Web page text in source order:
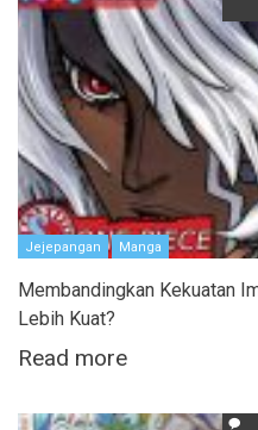
Jejepangan Manga
Membandingkan Kekuatan
Lebih Kuat?
Read more